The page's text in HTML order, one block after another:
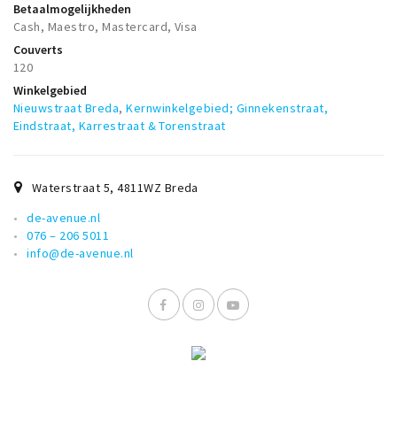
Natuurgebieden
Eten
Drinken
Slapen
Winkels
Winkelgebieden
Deals
Betaalmogelijkheden
Cash, Maestro, Mastercard, Visa
Couverts
120
Winkelgebied
Nieuwstraat Breda,Kernwinkelgebied; Ginnekenstraat,
Eindstraat, Karrestraat & Torenstraat
Waterstraat 5,4811WZ Breda
de-avenue.nl
076 – 206 5011
info@de-avenue.nl